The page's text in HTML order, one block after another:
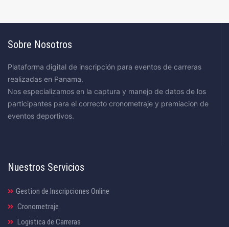
Sobre Nosotros
Plataforma digital de inscripción para eventos de carreras
realizadas en Panama.
Nos especializamos en la captura y manejo de datos de los
participantes para el correcto cronometraje y premiacion de
eventos deportivos.
Nuestros Servicios
Gestion de Inscripciones Online
Cronometraje
Logistica de Carreras